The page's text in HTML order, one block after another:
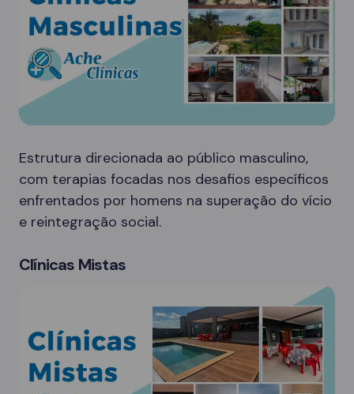
Estrutura direcionada ao público masculino,
com terapias focadas nos desafios específicos
enfrentados por homens na superação do vício
e reintegração social.
Clínicas Mistas